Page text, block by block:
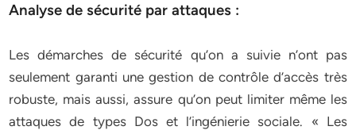
Analyse de sécurité par attaques :
Les démarches de sécurité qu’on a suivie n’ont pas
seulement garanti une gestion de contrôle d’accès très
robuste, mais aussi, assure qu’on peut limiter même les
attaques de types Dos et l’ingénierie sociale. « Les